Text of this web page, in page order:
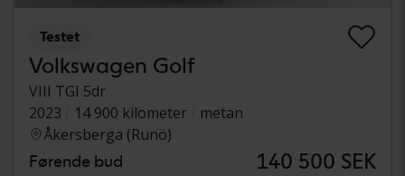
Testet
Volkswagen Golf
VIII TGI 5dr
2023
14 900 kilometer
metan
Åkersberga (Runö)
Førende bud 140 500 SEK